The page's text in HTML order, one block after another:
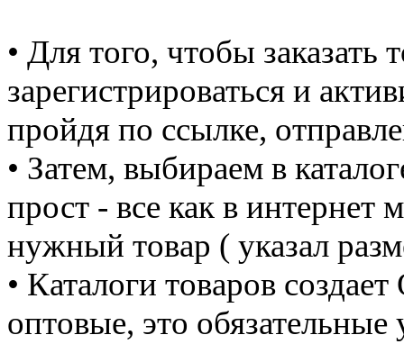
• Для того, чтобы заказать
зарегистрироваться и
пройдя по ссылке,
• Затем, выбираем в
прост - все как в интернет
нужный товар ( указал
• Каталоги товаров
оптовые, это